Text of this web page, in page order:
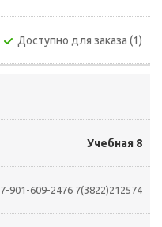
Доступно для заказа (1)
Учебная 8
7-901-609-2476 7(3822)212574